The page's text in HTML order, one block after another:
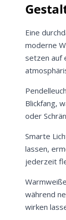
Eine
moderne
setzen auf
Blickfang,
oder
Smarte
lassen,
jederzeit
während
wirken